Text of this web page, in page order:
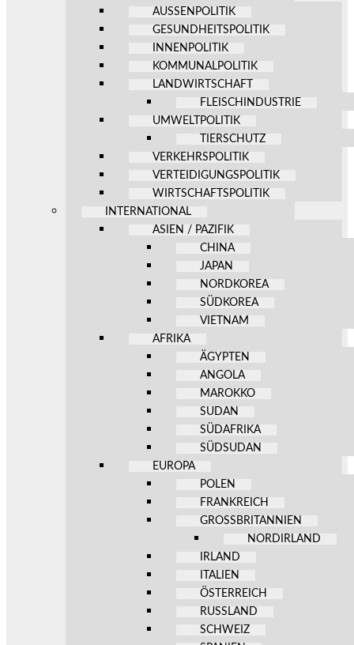
AUSSENPOLITIK
GESUNDHEITSPOLITIK
INNENPOLITIK
KOMMUNALPOLITIK
LANDWIRTSCHAFT
FLEISCHINDUSTRIE
UMWELTPOLITIK
TIERSCHUTZ
VERKEHRSPOLITIK
VERTEIDIGUNGSPOLITIK
WIRTSCHAFTSPOLITIK
INTERNATIONAL
ASIEN / PAZIFIK
CHINA
JAPAN
NORDKOREA
SÜDKOREA
VIETNAM
AFRIKA
ÄGYPTEN
ANGOLA
MAROKKO
SUDAN
SÜDAFRIKA
SÜDSUDAN
EUROPA
POLEN
FRANKREICH
GROSSBRITANNIEN
NORDIRLAND
IRLAND
ITALIEN
ÖSTERREICH
RUSSLAND
SCHWEIZ